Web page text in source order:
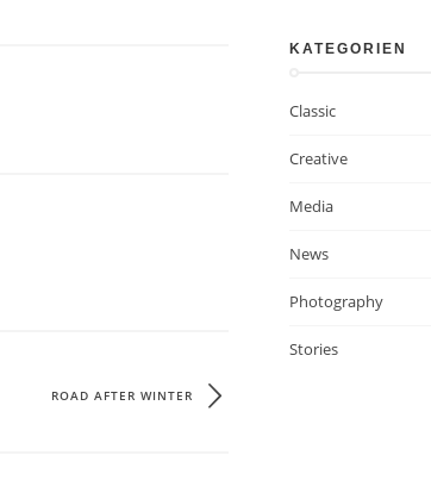
ROAD AFTER WINTER
KATEGORIEN
Classic
Creative
Media
News
Photography
Stories